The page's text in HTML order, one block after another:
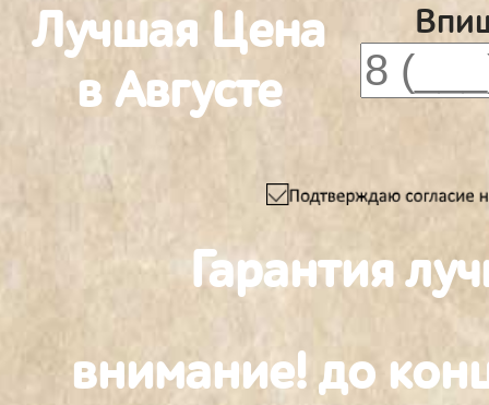
Лучшая Цена
в Августе
Гарантия
внимание! до